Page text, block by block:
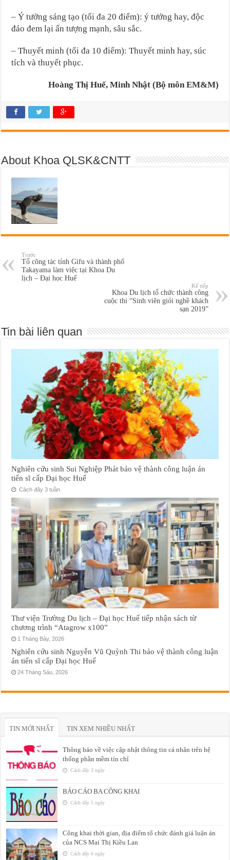
– Ý tưởng sáng tạo (tối đa 20 điểm): ý tưởng hay, độc
đáo đem lại ấn tượng mạnh, sâu sắc.
– Thuyết minh (tối đa 10 điểm): Thuyết minh hay, súc
tích và thuyết phục.
Hoàng Thị Huế, Minh Nhật (Bộ môn EM&M)
About Khoa QLSK&CNTT
Trước
Tổ công tác tỉnh Gifu và thành phố
Takayama làm việc tại Khoa Du
lịch – Đại học Huế
Kế tiếp
Khoa Du lịch tổ chức thành công
cuộc thi “Sinh viên giỏi nghề khách
sạn 2019”
Tin bài liên quan
Nghiên cứu sinh Sui Nghiệp Phát bảo vệ thành công luận án
tiến sĩ cấp Đại học Huế
Cách đây 3 tuần
Thư viện Trường Du lịch – Đại học Huế tiếp nhận sách từ
chương trình “Atagrow x100”
1 Tháng Bảy, 2026
Nghiên cứu sinh Nguyễn Vũ Quỳnh Thi bảo vệ thành công luận
án tiến sĩ cấp Đại học Huế
24 Tháng Sáu, 2026
TIN MỚI NHẤT TIN XEM NHIỀU NHẤT
Thông báo về việc cập nhật thông tin cá nhân trên hệ
thống phần mềm tín chỉ
Cách đây 3 ngày
BÁO CÁO BA CÔNG KHAI
Cách đây 5 ngày
Công khai thời gian, địa điểm tổ chức đánh giá luận án
của NCS Mai Thị Kiều Lan
Cách đây 6 ngày